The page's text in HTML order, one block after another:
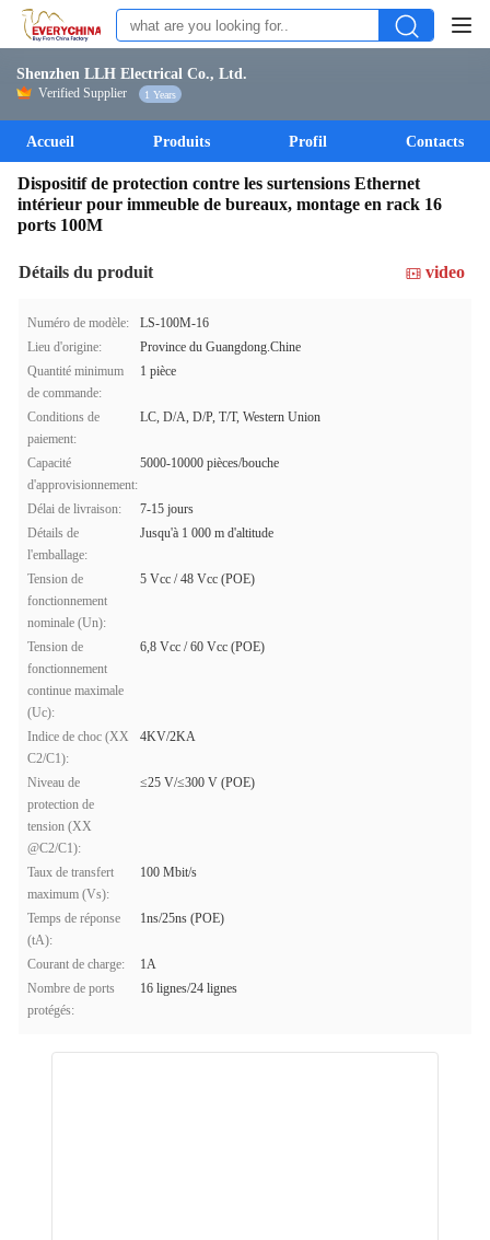
Shenzhen LLH Electrical Co., Ltd.
Verified Supplier 1 Years
Accueil Produits Profil Contacts
Dispositif de protection contre les surtensions Ethernet
intérieur pour immeuble de bureaux, montage en rack 16
ports 100M
Détails du produit video
Numéro de modèle:
LS-100M-16
Lieu d'origine:
Province du Guangdong.Chine
Quantité minimum
de commande:
1 pièce
Conditions de
paiement:
LC, D/A, D/P, T/T, Western Union
Capacité
d'approvisionnement:
5000-10000 pièces/bouche
Délai de livraison:
7-15 jours
Détails de
l'emballage:
Jusqu'à 1 000 m d'altitude
Tension de
fonctionnement
nominale (Un):
5 Vcc / 48 Vcc (POE)
Tension de
fonctionnement
continue maximale
(Uc):
6,8 Vcc / 60 Vcc (POE)
Indice de choc (XX
C2/C1):
4KV/2KA
Niveau de
protection de
tension (XX
@C2/C1):
≤25 V/≤300 V (POE)
Taux de transfert
maximum (Vs):
100 Mbit/s
Temps de réponse
(tA):
1ns/25ns (POE)
Courant de charge:
1A
Nombre de ports
protégés:
16 lignes/24 lignes